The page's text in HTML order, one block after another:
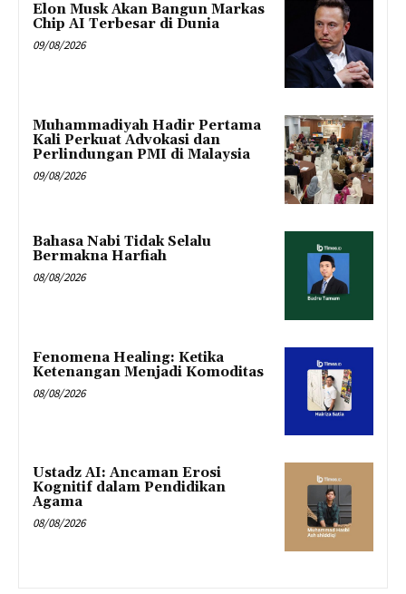
Elon Musk Akan Bangun Markas
Chip AI Terbesar di Dunia
09/08/2026
Muhammadiyah Hadir Pertama
Kali Perkuat Advokasi dan
Perlindungan PMI di Malaysia
09/08/2026
Bahasa Nabi Tidak Selalu
Bermakna Harfiah
08/08/2026
Fenomena Healing: Ketika
Ketenangan Menjadi Komoditas
08/08/2026
Ustadz AI: Ancaman Erosi
Kognitif dalam Pendidikan
Agama
08/08/2026